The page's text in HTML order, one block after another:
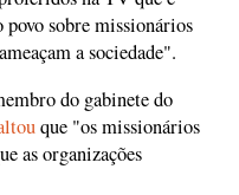
sobre missionários
a sociedade".
do gabinete do
que "os missionários
as organizações